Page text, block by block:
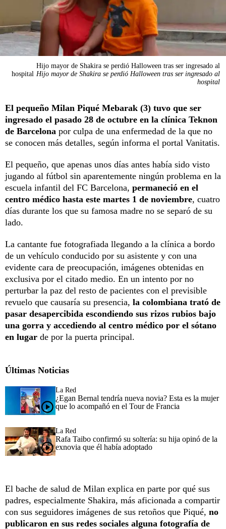
Hijo mayor de Shakira se perdió Halloween tras ser ingresado al
hospital Hijo mayor de Shakira se perdió Halloween tras ser ingresado al
hospital
El pequeño Milan Piqué Mebarak (3) tuvo que ser
ingresado el pasado 28 de octubre en la clínica Teknon
de Barcelona por culpa de una enfermedad de la que no
se conocen más detalles, según informa el portal Vanitatis.
El pequeño, que apenas unos días antes había sido visto
jugando al fútbol sin aparentemente ningún problema en la
escuela infantil del FC Barcelona, permaneció en el
centro médico hasta este martes 1 de noviembre, cuatro
días durante los que su famosa madre no se separó de su
lado.
La cantante fue fotografiada llegando a la clínica a bordo
de un vehículo conducido por su asistente y con una
evidente cara de preocupación, imágenes obtenidas en
exclusiva por el citado medio. En un intento por no
perturbar la paz del resto de pacientes con el previsible
revuelo que causaría su presencia, la colombiana trató de
pasar desapercibida escondiendo sus rizos rubios bajo
una gorra y accediendo al centro médico por el sótano
en lugar de por la puerta principal.
Últimas Noticias
La Red
¿Egan Bernal tendría nueva novia? Esta es la mujer
que lo acompañó en el Tour de Francia
La Red
Rafa Taibo confirmó su soltería: su hija opinó de la
exnovia que él había adoptado
El bache de salud de Milan explica en parte por qué sus
padres, especialmente Shakira, más aficionada a compartir
con sus seguidores imágenes de sus retoños que Piqué, no
publicaron en sus redes sociales alguna fotografía de